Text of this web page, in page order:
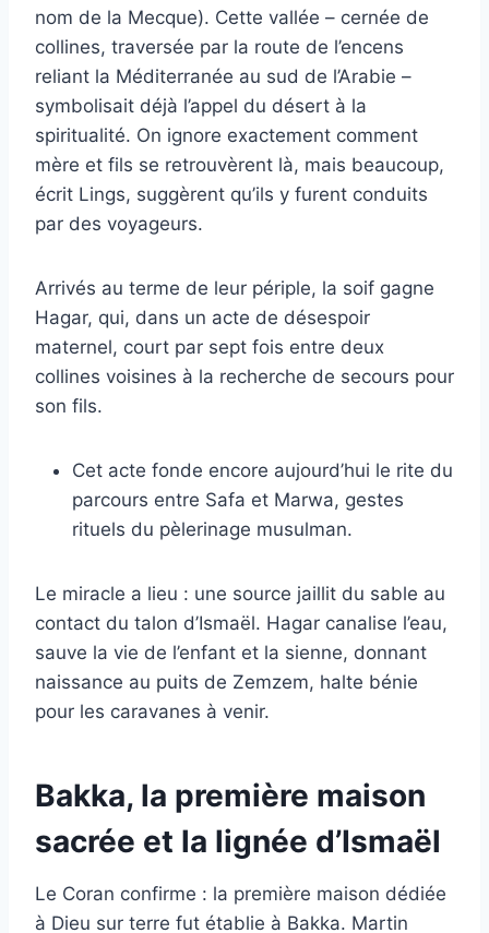
nom de la Mecque). Cette vallée – cernée de
collines, traversée par la route de l’encens
reliant la Méditerranée au sud de l’Arabie –
symbolisait déjà l’appel du désert à la
spiritualité. On ignore exactement comment
mère et fils se retrouvèrent là, mais beaucoup,
écrit Lings, suggèrent qu’ils y furent conduits
par des voyageurs.
Arrivés au terme de leur périple, la soif gagne
Hagar, qui, dans un acte de désespoir
maternel, court par sept fois entre deux
collines voisines à la recherche de secours pour
son fils.
Cet acte fonde encore aujourd’hui le rite du
parcours entre Safa et Marwa, gestes
rituels du pèlerinage musulman.
Le miracle a lieu : une source jaillit du sable au
contact du talon d’Ismaël. Hagar canalise l’eau,
sauve la vie de l’enfant et la sienne, donnant
naissance au puits de Zemzem, halte bénie
pour les caravanes à venir.
Bakka, la première maison
sacrée et la lignée d’Ismaël
Le Coran confirme : la première maison dédiée
à Dieu sur terre fut établie à Bakka. Martin